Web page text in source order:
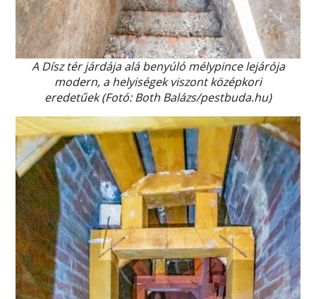
A Dísz tér járdája alá benyúló mélypince lejárója
modern, a helyiségek viszont középkori
eredetűek (Fotó: Both Balázs/pestbuda.hu)